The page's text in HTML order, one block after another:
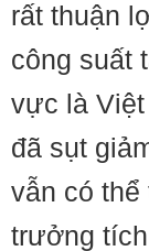
rất thuận
công suất
vực là
đã sụt
vẫn có thể
trưởng